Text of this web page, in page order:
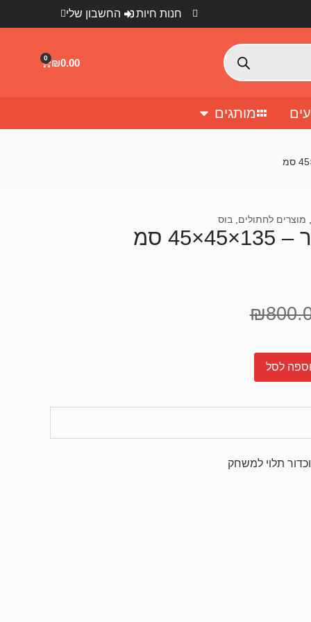
חנות חיות החשבון שלי
₪0.00
0
מותגים
מוצרים לחתולים בוס
₪
לסל